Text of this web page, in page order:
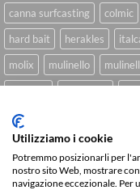
canna surfcasting
colmic
hard bait
herakles
molix
mulinello
spinning inshore
Utilizziamo i cookie
Potremmo posizionarli per
nostro sito Web, mostrare
navigazione eccezionale.